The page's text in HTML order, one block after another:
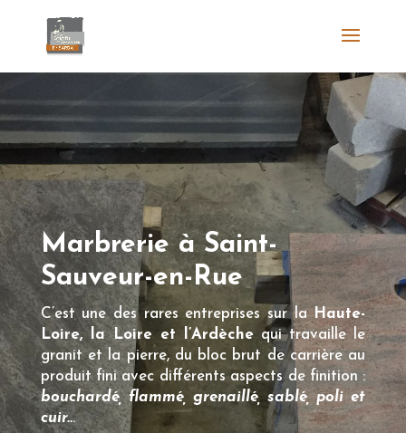
Marbrerie à Saint-
Sauveur-en-Rue
C’est une des rares entreprises sur la Haute-
Loire, la Loire et l’Ardèche qui travaille le
granit et la pierre, du bloc brut de carrière au
produit fini avec différents aspects de finition :
bouchardé, flammé, grenaillé, sablé, poli et
cuir...